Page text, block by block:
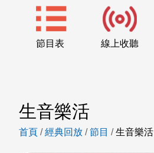
節目表 線上收聽
生音樂活
首頁 /經典回放 /節目 /生音樂活